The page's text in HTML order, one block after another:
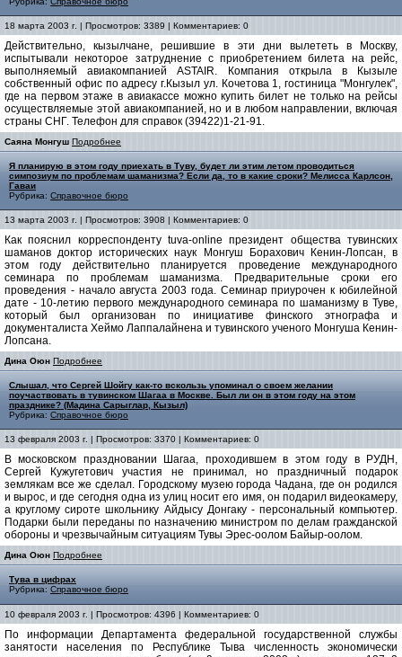
18 марта 2003 г. | Просмотров: 3389 | Комментариев: 0
Действительно, кызылчане, решившие в эти дни вылететь в Москву,
испытывали некоторое затруднение с приобретением билета на рейс,
выполняемый авиакомпанией ASTAIR. Компания открыла в Кызыле
собственный офис по адресу г.Кызыл ул. Кочетова 1, гостиница "Монгулек",
где на первом этаже в авиакассе можно купить билет не только на рейсы
осуществляемые этой авиакомпанией, но и в любом направлении, включая
страны СНГ. Телефон для справок (39422)1-21-91.
Саяна Монгуш Подробнее
Я планирую в этом году приехать в Туву, будет ли этим летом проводиться
симпозиум по проблемам шаманизма? Если да, то в какие сроки? Мелисса Карлсон,
Гаваи
Рубрика: Справочное бюро
13 марта 2003 г. | Просмотров: 3908 | Комментариев: 0
Как пояснил корреспонденту tuva-online президент общества тувинских
шаманов доктор исторических наук Монгуш Борахович Кенин-Лопсан, в
этом году действительно планируется проведение международного
семинара по проблемам шаманизма. Предварительные сроки его
проведения - начало августа 2003 года. Семинар приурочен к юбилейной
дате - 10-летию первого международного семинара по шаманизму в Туве,
который был организован по инициативе финского этнографа и
документалиста Хеймо Лаппалайнена и тувинского ученого Монгуша Кенин-
Лопсана.
Дина Оюн Подробнее
Слышал, что Сергей Шойгу как-то вскользь упоминал о своем желании
поучаствовать в тувинском Шагаа в Москве. Был ли он в этом году на этом
празднике? (Мадина Сарыглар, Кызыл)
Рубрика: Справочное бюро
13 февраля 2003 г. | Просмотров: 3370 | Комментариев: 0
В московском праздновании Шагаа, проходившем в этом году в РУДН,
Сергей Кужугетович участия не принимал, но праздничный подарок
землякам все же сделал. Городскому музею города Чадана, где он родился
и вырос, и где сегодня одна из улиц носит его имя, он подарил видеокамеру,
а круглому сироте школьнику Айдысу Донгаку - персональный компьютер.
Подарки были переданы по назначению министром по делам гражданской
обороны и чрезвычайным ситуациям Тувы Эрес-оолом Байыр-оолом.
Дина Оюн Подробнее
Тува в цифрах
Рубрика: Справочное бюро
10 февраля 2003 г. | Просмотров: 4396 | Комментариев: 0
По информации Департамента федеральной государственной службы
занятости населения по Республике Тыва численность экономически